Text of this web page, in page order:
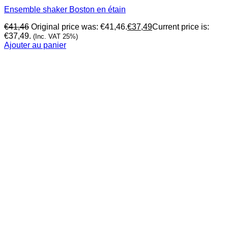
Ensemble shaker Boston en étain
€41,46 Original price was: €41,46.€37,49Current price is:
€37,49. (Inc. VAT 25%)
Ajouter au panier